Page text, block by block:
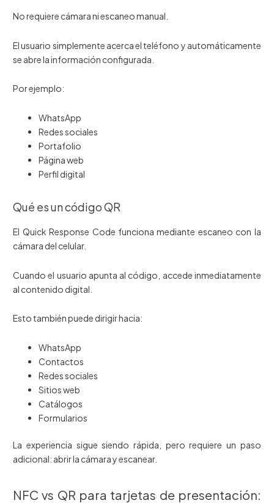
No requiere cámara ni escaneo manual.
El usuario simplemente acerca el teléfono y automáticamente
se abre la información configurada.
Por ejemplo:
WhatsApp
Redes sociales
Portafolio
Página web
Perfil digital
Qué es un código QR
El Quick Response Code funciona mediante escaneo con la
cámara del celular.
Cuando el usuario apunta al código, accede inmediatamente
al contenido digital.
Esto también puede dirigir hacia:
WhatsApp
Contactos
Redes sociales
Sitios web
Catálogos
Formularios
La experiencia sigue siendo rápida, pero requiere un paso
adicional: abrir la cámara y escanear.
NFC vs QR para tarjetas de presentación: